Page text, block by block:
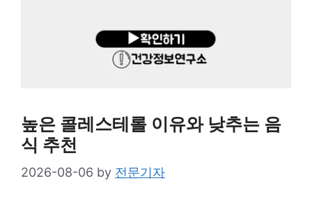
높은 콜레스테롤 이유와 낮추는 음
식 추천
2026-08-06 by 전문기자